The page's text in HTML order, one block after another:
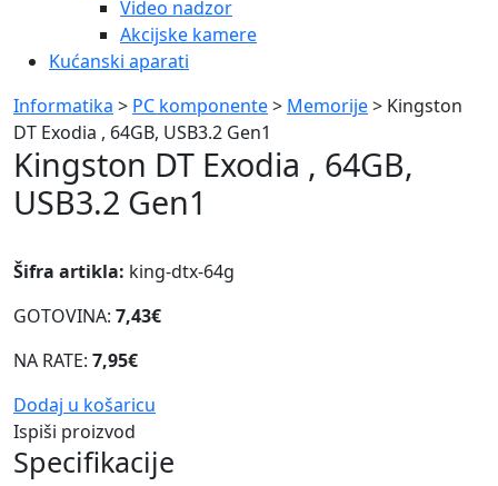
Video nadzor
Akcijske kamere
Kućanski aparati
Informatika > PC komponente> Memorije> Kingston
DT Exodia , 64GB, USB3.2 Gen1
Kingston DT Exodia , 64GB,
USB3.2 Gen1
Šifra artikla: king-dtx-64g
GOTOVINA: 7,43€
NA RATE: 7,95€
Dodaj u košaricu
Ispiši proizvod
Specifikacije